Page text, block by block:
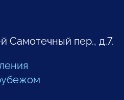
Самотечный пер., д.7.